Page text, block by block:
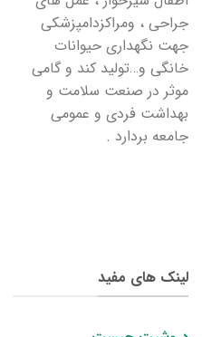
جراحی ، ومراکزدامپزشکی
جهت نگهداری حیوانات
خانگی و…تولید کند و گامی
موثر در صنعت سلامت و
بهداشت فردی و عمومی
جامعه بردارد .
لینک های مفید